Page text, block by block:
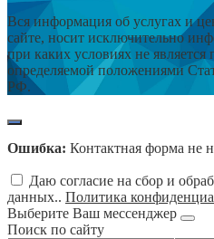
Вся информация об услугах и
сайте, носит исключительно
при каких условиях не
определяемой положениями
РФ.
Ошибка: Контактная форма не
Даю согласие на сбор и
данных.. Политика
Выберите Ваш мессенджер
Поиск по сайту